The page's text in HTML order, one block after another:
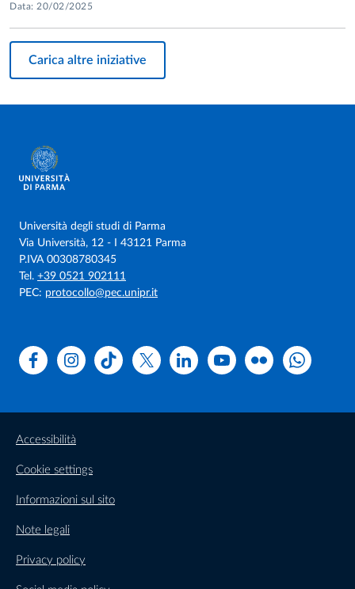
Data: 20/02/2025
Carica altre iniziative
Università degli studi di Parma
Via Università, 12 - I 43121 Parma
P.IVA 00308780345
Tel. +39 0521 902111
PEC: protocollo@pec.unipr.it
FacebookInstagramTikTok X LinkedinYoutubeFlickr
Accessibilità
Cookie settings
Informazioni sul sito
Note legali
Privacy policy